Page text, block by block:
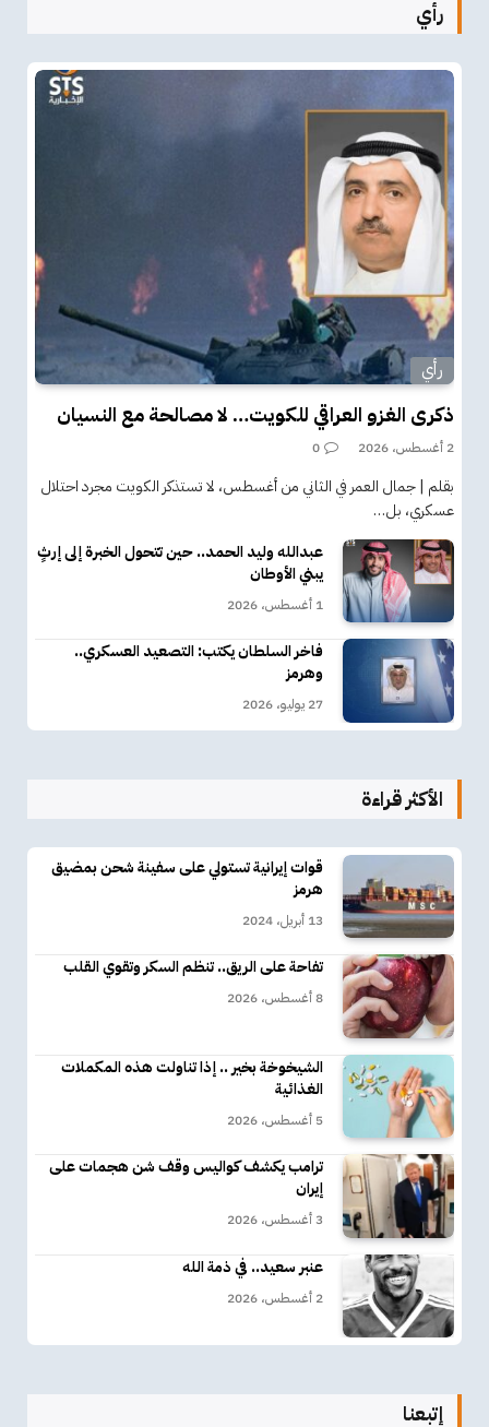
رأي
رأي
ذكرى الغزو العراقي للكويت… لا مصالحة مع النسيان
2 أغسطس، 2026 0
بقلم | جمال العمر في الثاني من أغسطس، لا تستذكر الكويت مجرد احتلال
عسكري، بل…
عبدالله وليد الحمد.. حين تتحول الخبرة إلى إرثٍ
يبني الأوطان
1 أغسطس، 2026
فاخر السلطان يكتب: التصعيد العسكري..
وهرمز
27 يوليو، 2026
الأكثر قراءة
قوات إيرانية تستولي على سفينة شحن بمضيق
هرمز
13 أبريل، 2024
تفاحة على الريق.. تنظم السكر وتقوي القلب
8 أغسطس، 2026
الشيخوخة بخير .. إذا تناولت هذه المكملات
الغذائية
5 أغسطس، 2026
ترامب يكشف كواليس وقف شن هجمات على
إيران
3 أغسطس، 2026
عنبر سعيد.. في ذمة الله
2 أغسطس، 2026
إتبعنا